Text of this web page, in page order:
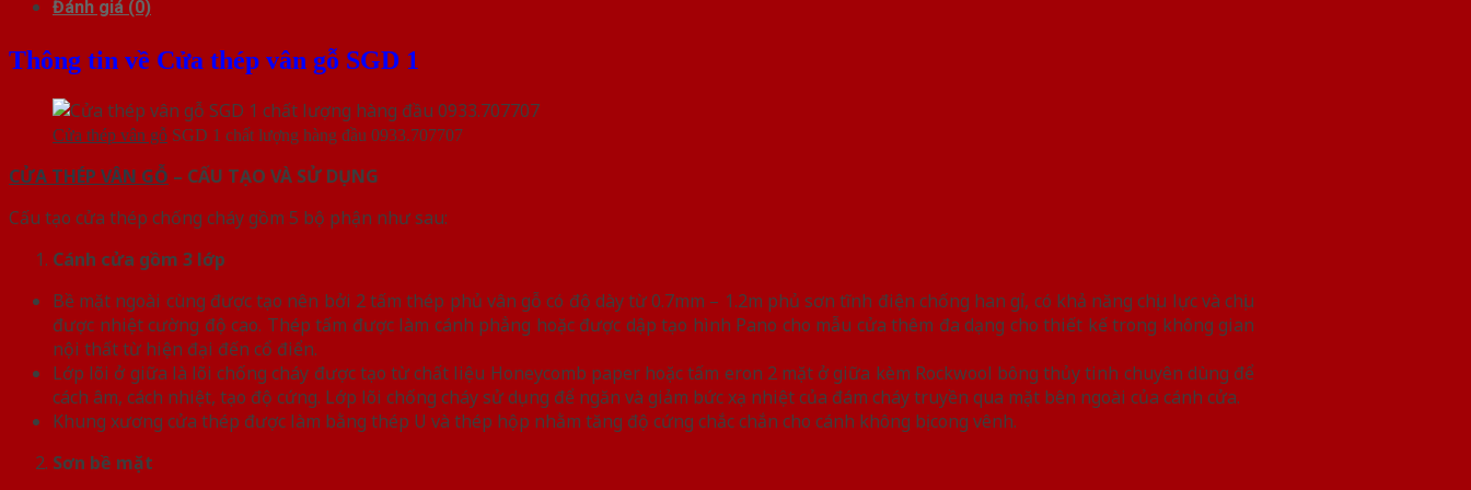
Đánh giá (0)
Thông tin về Cửa thép vân gỗ SGD 1
Cửa thép vân gỗ SGD 1 chất lượng hàng đầu 0933.707707
CỬA THÉP VÂN GỖ – CẤU TẠO VÀ SỬ DỤNG
Cấu tạo cửa thép chống cháy gồm 5 bộ phận như sau:
Cánh cửa gồm 3 lớp
Bề mặt ngoài cùng được tạo nên bởi 2 tấm thép phủ vân gỗ có độ dày từ 0.7mm – 1.2m phủ sơn tĩnh điện chống han gỉ, có khả năng chịu lực và chịu
được nhiệt cường độ cao. Thép tấm được làm cánh phẳng hoặc được dập tạo hình Pano cho mẫu cửa thêm đa dạng cho thiết kế trong không gian
nội thất từ hiện đại đến cổ điển.
Lớp lõi ở giữa là lõi chống cháy được tạo từ chất liệu Honeycomb paper hoặc tấm eron 2 mặt ở giữa kèm Rockwool bông thủy tinh chuyên dùng để
cách âm, cách nhiệt, tạo độ cứng. Lớp lõi chống cháy sử dụng để ngăn và giảm bức xạ nhiệt của đám cháy truyền qua mặt bên ngoài của cánh cửa.
Khung xương cửa thép được làm bằng thép U và thép hộp nhằm tăng độ cứng chắc chắn cho cánh không bị cong vênh.
Sơn bề mặt